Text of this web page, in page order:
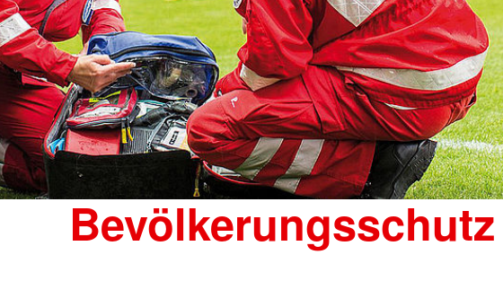
Bevölkerungsschutz